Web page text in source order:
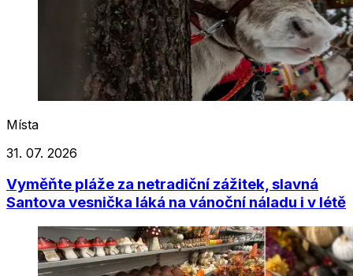
Místa
31. 07. 2026
Vyměňte pláže za netradiční zážitek, slavná
Santova vesnička láká na vánoční náladu i v létě